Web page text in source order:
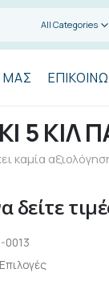
All Categories
ΜΑΣ
5 ΚΙΛ
καμία
δείτε